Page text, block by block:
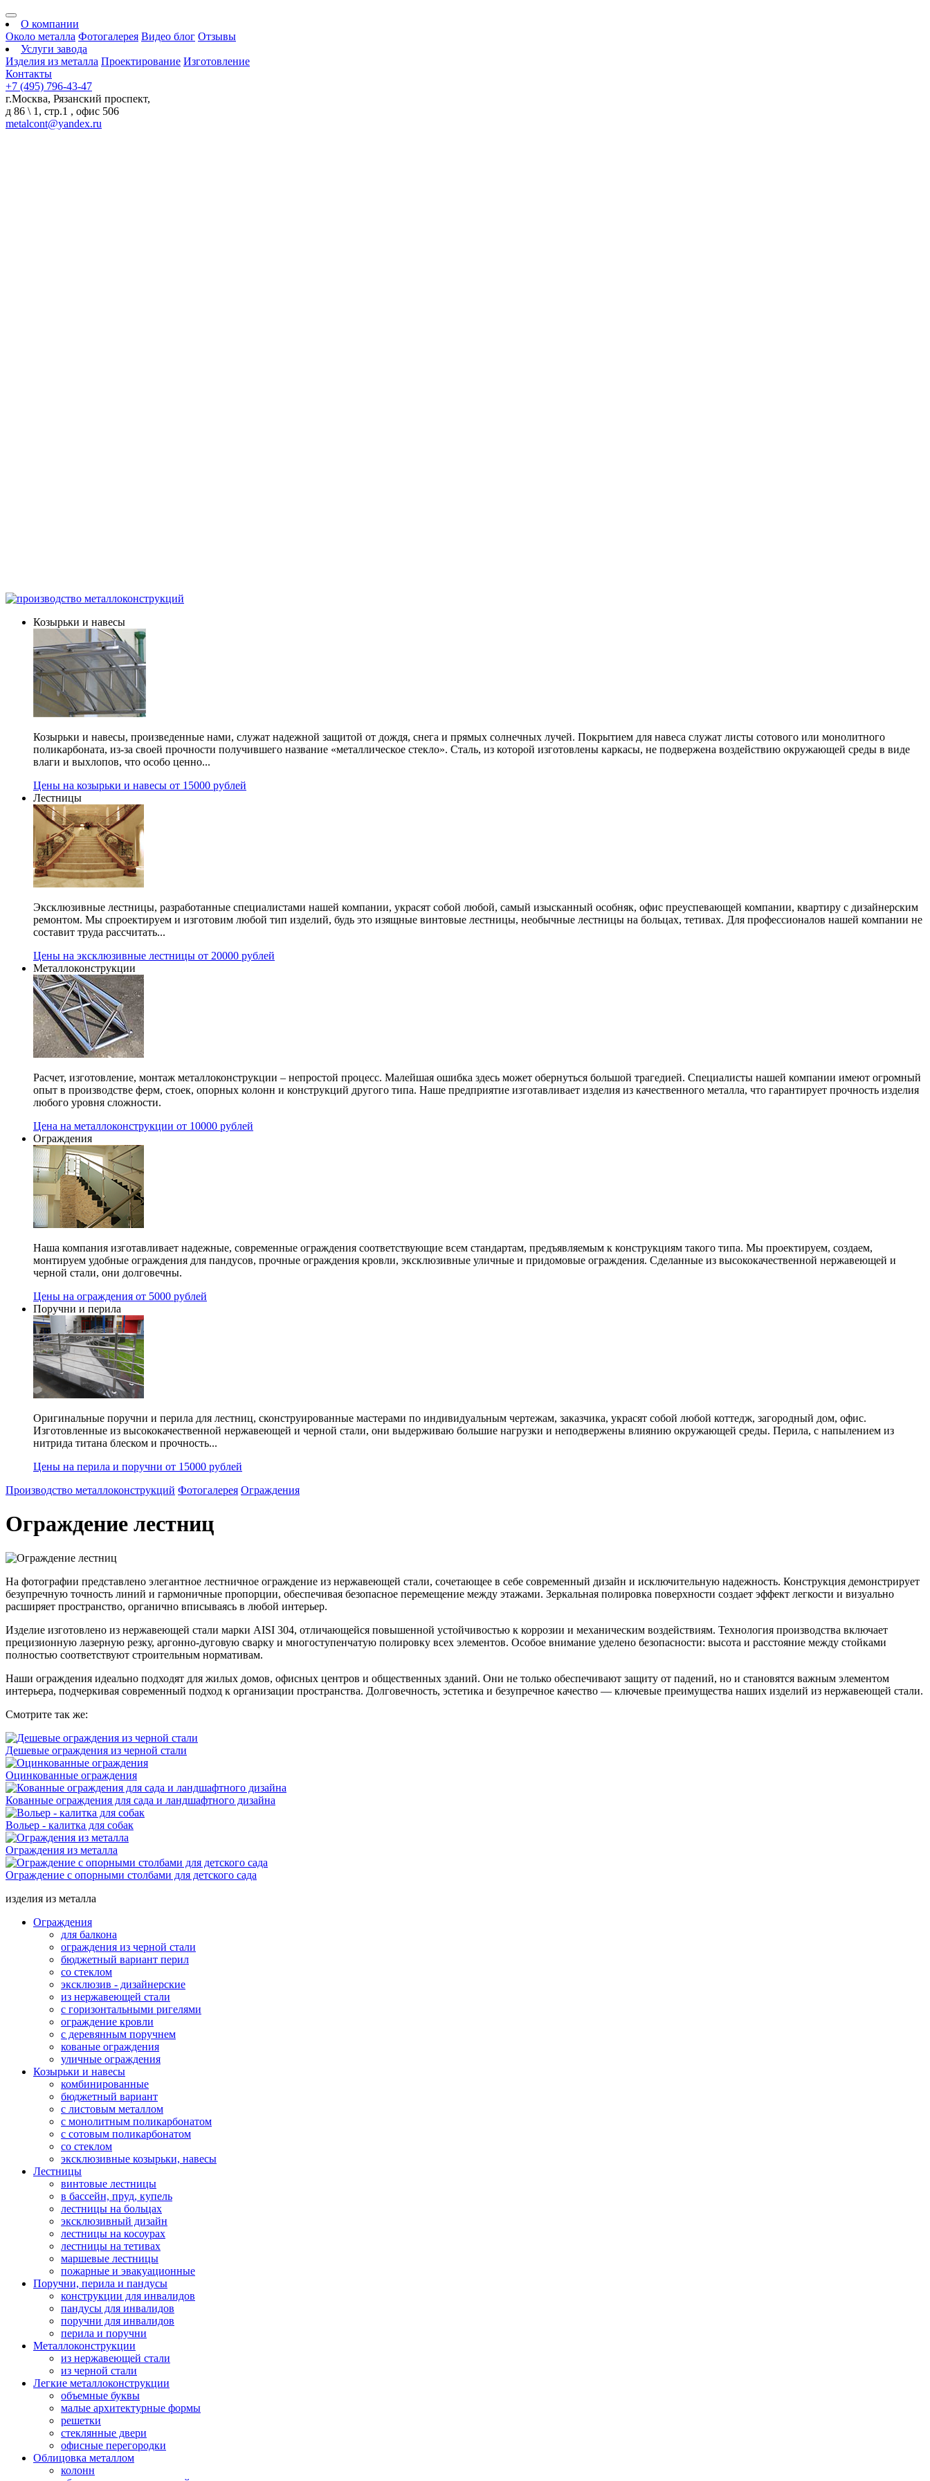
О компании
Около металла Фотогалерея Видео блог Отзывы
Услуги завода
Изделия из металла Проектирование Изготовление
Контакты
+7 (495) 796-43-47
г.Москва, Рязанский проспект,
д 86 \ 1, стр.1 , офис 506
metalcont@yandex.ru
Козырьки и навесы
Козырьки и навесы, произведенные нами, служат надежной защитой от дождя, снега и прямых солнечных лучей. Покрытием для навеса служат листы сотового или монолитного
поликарбоната, из-за своей прочности получившего название «металлическое стекло». Сталь, из которой изготовлены каркасы, не подвержена воздействию окружающей среды в виде
влаги и выхлопов, что особо ценно...
Цены на козырьки и навесы от 15000 рублей
Лестницы
Эксклюзивные лестницы, разработанные специалистами нашей компании, украсят собой любой, самый изысканный особняк, офис преуспевающей компании, квартиру с дизайнерским
ремонтом. Мы спроектируем и изготовим любой тип изделий, будь это изящные винтовые лестницы, необычные лестницы на больцах, тетивах. Для профессионалов нашей компании не
составит труда рассчитать...
Цены на эксклюзивные лестницы от 20000 рублей
Металлоконструкции
Расчет, изготовление, монтаж металлоконструкции – непростой процесс. Малейшая ошибка здесь может обернуться большой трагедией. Специалисты нашей компании имеют огромный
опыт в производстве ферм, стоек, опорных колонн и конструкций другого типа. Наше предприятие изготавливает изделия из качественного металла, что гарантирует прочность изделия
любого уровня сложности.
Цена на металлоконструкции от 10000 рублей
Ограждения
Наша компания изготавливает надежные, современные ограждения соответствующие всем стандартам, предъявляемым к конструкциям такого типа. Мы проектируем, создаем,
монтируем удобные ограждения для пандусов, прочные ограждения кровли, эксклюзивные уличные и придомовые ограждения. Сделанные из высококачественной нержавеющей и
черной стали, они долговечны.
Цены на ограждения от 5000 рублей
Поручни и перила
Оригинальные поручни и перила для лестниц, сконструированные мастерами по индивидуальным чертежам, заказчика, украсят собой любой коттедж, загородный дом, офис.
Изготовленные из высококачественной нержавеющей и черной стали, они выдерживаю большие нагрузки и неподвержены влиянию окружающей среды. Перила, с напылением из
нитрида титана блеском и прочность...
Цены на перила и поручни от 15000 рублей
Производство металлоконструкций Фотогалерея Ограждения
Ограждение лестниц
На фотографии представлено элегантное лестничное ограждение из нержавеющей стали, сочетающее в себе современный дизайн и исключительную надежность. Конструкция демонстрирует
безупречную точность линий и гармоничные пропорции, обеспечивая безопасное перемещение между этажами. Зеркальная полировка поверхности создает эффект легкости и визуально
расширяет пространство, органично вписываясь в любой интерьер.
Изделие изготовлено из нержавеющей стали марки AISI 304, отличающейся повышенной устойчивостью к коррозии и механическим воздействиям. Технология производства включает
прецизионную лазерную резку, аргонно-дуговую сварку и многоступенчатую полировку всех элементов. Особое внимание уделено безопасности: высота и расстояние между стойками
полностью соответствуют строительным нормативам.
Наши ограждения идеально подходят для жилых домов, офисных центров и общественных зданий. Они не только обеспечивают защиту от падений, но и становятся важным элементом
интерьера, подчеркивая современный подход к организации пространства. Долговечность, эстетика и безупречное качество — ключевые преимущества наших изделий из нержавеющей стали.
Смотрите так же:
Дешевые ограждения из черной стали
Оцинкованные ограждения
Кованные ограждения для сада и ландшафтного дизайна
Вольер - калитка для собак
Ограждения из металла
Ограждение с опорными столбами для детского сада
изделия из металла
Ограждения
для балкона
ограждения из черной стали
бюджетный вариант перил
со стеклом
эксклюзив - дизайнерские
из нержавеющей стали
с горизонтальными ригелями
ограждение кровли
с деревянным поручнем
кованые ограждения
уличные ограждения
Козырьки и навесы
комбинированные
бюджетный вариант
с листовым металлом
с монолитным поликарбонатом
с сотовым поликарбонатом
со стеклом
эксклюзивные козырьки, навесы
Лестницы
винтовые лестницы
в бассейн, пруд, купель
лестницы на больцах
эксклюзивный дизайн
лестницы на косоурах
лестницы на тетивах
маршевые лестницы
пожарные и эвакуационные
Поручни, перила и пандусы
конструкции для инвалидов
пандусы для инвалидов
поручни для инвалидов
перила и поручни
Металлоконструкции
из нержавеющей стали
из черной стали
Легкие металлоконструкции
объемные буквы
малые архитектурные формы
решетки
стеклянные двери
офисные перегородки
Облицовка металлом
колонн